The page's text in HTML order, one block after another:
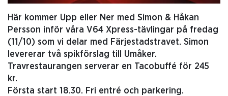
Här kommer Upp eller Ner med Simon & Håkan
Persson inför våra V64 Xpress-tävlingar på fredag
(11/10) som vi delar med Färjestadstravet. Simon
levererar två spikförslag till Umåker.
Travrestaurangen serverar en Tacobuffé för 245
kr.
Första start 18.30. Fri entré och parkering.